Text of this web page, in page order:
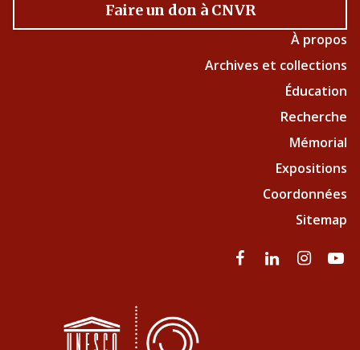
Faire un don à CNVR
À propos
Archives et collections
Éducation
Recherche
Mémorial
Expositions
Coordonnées
Sitemap